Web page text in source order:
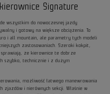
Signature
wszystkim do nowoczesnej jazdy
i gotowy na większe obciążenia. To
i all mountain, ale parametry tych modeli
zastosowaniach. Szeroki kokpit,
że kierownice te dobrze
szybko, technicznie i z dużym
możliwość łatwego manewrowania
i nierównych sekcji. Właśnie w